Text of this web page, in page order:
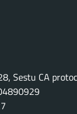
Sestu CA